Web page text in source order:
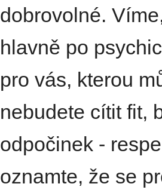
dobrovolné.
hlavně po
pro vás, kterou
nebudete cítit fit,
odpočinek -
oznamte, že se